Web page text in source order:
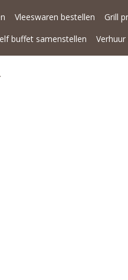
Vleeswaren bestellen Grill
buffet samenstellen Verhuur